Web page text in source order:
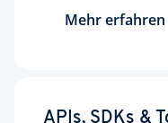
Mehr erfahren
APIs, SDKs &